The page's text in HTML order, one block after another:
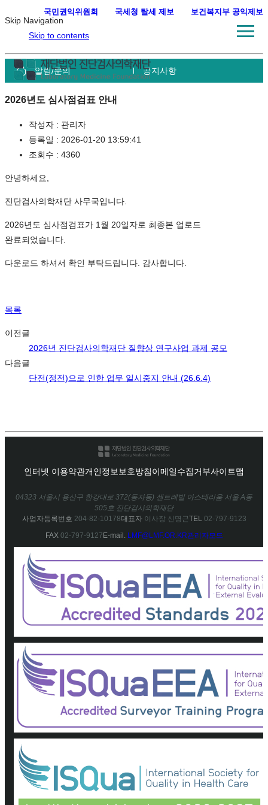
Skip Navigation
Skip to contents
알림/문의 공지사항
2026년도 심사점검표 안내
작성자 : 관리자
등록일 : 2026-01-20 13:59:41
조회수 : 4360
안녕하세요,
진단검사의학재단 사무국입니다.
2026년도 심사점검표가 1월 20일자로 최종본 업로드
완료되었습니다.
다운로드 하셔서 확인 부탁드립니다. 감사합니다.
목록
이전글
2026년 진단검사의학재단 질향상 연구사업 과제 공모
다음글
단전(정전)으로 인한 업무 일시중지 안내 (26.6.4)
국민권익위원회 국세청 탈세 제보 보건복지부 공익제보
인터넷 이용약관개인정보보호방침이메일수집거부사이트맵
04323 서울시 용산구 한강대로 372(동자동) 센트레빌 아스테리움 서울 A동
505호 진단검사의학재단
사업자등록번호 204-82-10178대표자이사장 신명근TEL 02-797-9123
FAX 02-797-9127E-mail. LMF@LMF.OR.KR관리자모드